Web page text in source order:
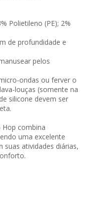
Polietileno (PE); 2%
de profundidade e
pelos
ondas ou ferver o
louças (somente na
silicone devem ser
Hop combina
uma excelente
suas atividades diárias,